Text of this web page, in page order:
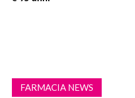
FARMACIA NEWS